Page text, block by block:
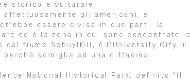
storico e culturale.
affettuosamente gli americani, è
essere divisa in due parti: la
ed è la zona in cui sono concentrate le
fiume Schuylkill, è l’University City, il
perchè somiglia ad una cittadina
National Historical Park, definito “il